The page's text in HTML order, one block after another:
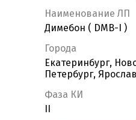
Наименование ЛП
Димебон ( DMB-I )
Города
Екатеринбург,
Петербург,
Фаза КИ